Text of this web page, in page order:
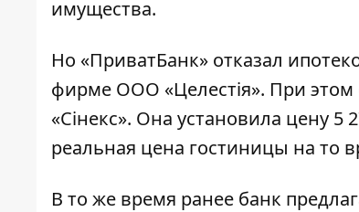
имущества.
Но «ПриватБанк» отказал
фирме ООО «Целестія». При
«Сінекс». Она установила цену
реальная цена гостиницы на то
В то же время ранее банк